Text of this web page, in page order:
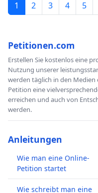
1 2 3 4 5
Petitionen.com
Erstellen Sie kostenlos eine
Nutzung unserer
werden täglich in den
Petition eine
erreichen und auch von
werden.
Anleitungen
Wie man eine Online-
Petition startet
Wie schreibt man eine